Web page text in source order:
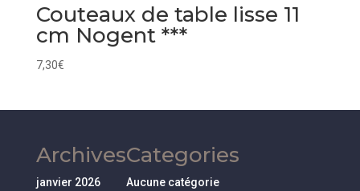
Couteaux de table lisse 11
cm Nogent ***
7,30€
Archives
janvier 2026
Categories
Aucune catégorie